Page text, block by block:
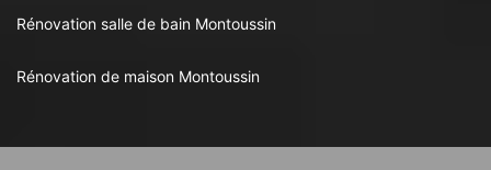
Rénovation salle de bain Montoussin
Rénovation de maison Montoussin